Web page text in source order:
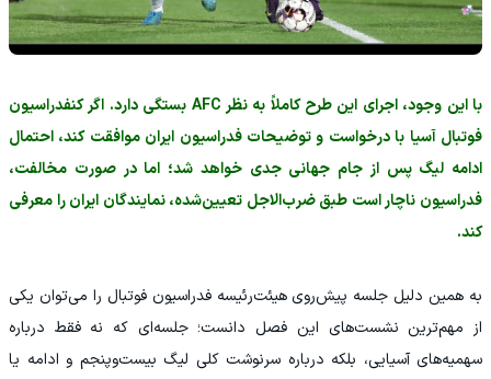
با این وجود، اجرای این طرح کاملاً به نظر AFC بستگی دارد. اگر کنفدراسیون
فوتبال آسیا با درخواست و توضیحات فدراسیون ایران موافقت کند، احتمال
ادامه لیگ پس از جام جهانی جدی خواهد شد؛ اما در صورت مخالفت،
فدراسیون ناچار است طبق ضرب‌الاجل تعیین‌شده، نمایندگان ایران را معرفی
کند.
به همین دلیل جلسه پیش‌روی هیئت‌رئیسه فدراسیون فوتبال را می‌توان یکی
از مهم‌ترین نشست‌های این فصل دانست؛ جلسه‌ای که نه فقط درباره
سهمیه‌های آسیایی، بلکه درباره سرنوشت کلی لیگ بیست‌وپنجم و ادامه یا